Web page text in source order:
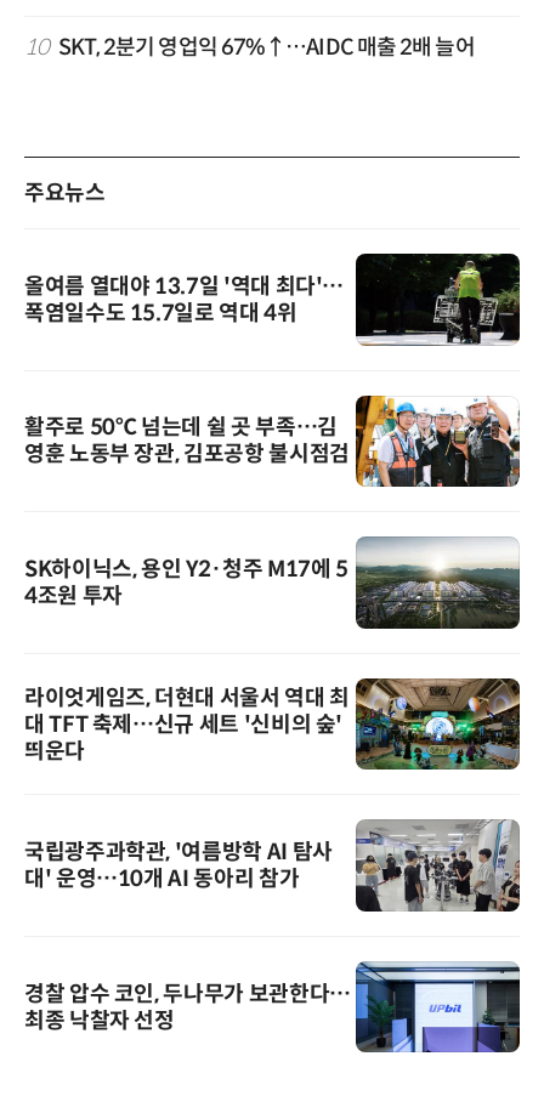
10 SKT, 2분기 영업익 67%↑…AIDC 매출 2배 늘어
주요뉴스
올여름 열대야 13.7일 '역대 최다'…
폭염일수도 15.7일로 역대 4위
활주로 50℃ 넘는데 쉴 곳 부족…김
영훈 노동부 장관, 김포공항 불시점검
SK하이닉스, 용인 Y2·청주 M17에 5
4조원 투자
라이엇게임즈, 더현대 서울서 역대 최
대 TFT 축제…신규 세트 '신비의 숲'
띄운다
국립광주과학관, '여름방학 AI 탐사
대' 운영…10개 AI 동아리 참가
경찰 압수 코인, 두나무가 보관한다…
최종 낙찰자 선정